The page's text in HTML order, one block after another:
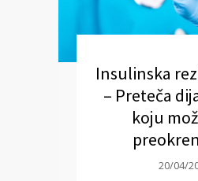
Insulinska
– Preteča
koju
20/04/